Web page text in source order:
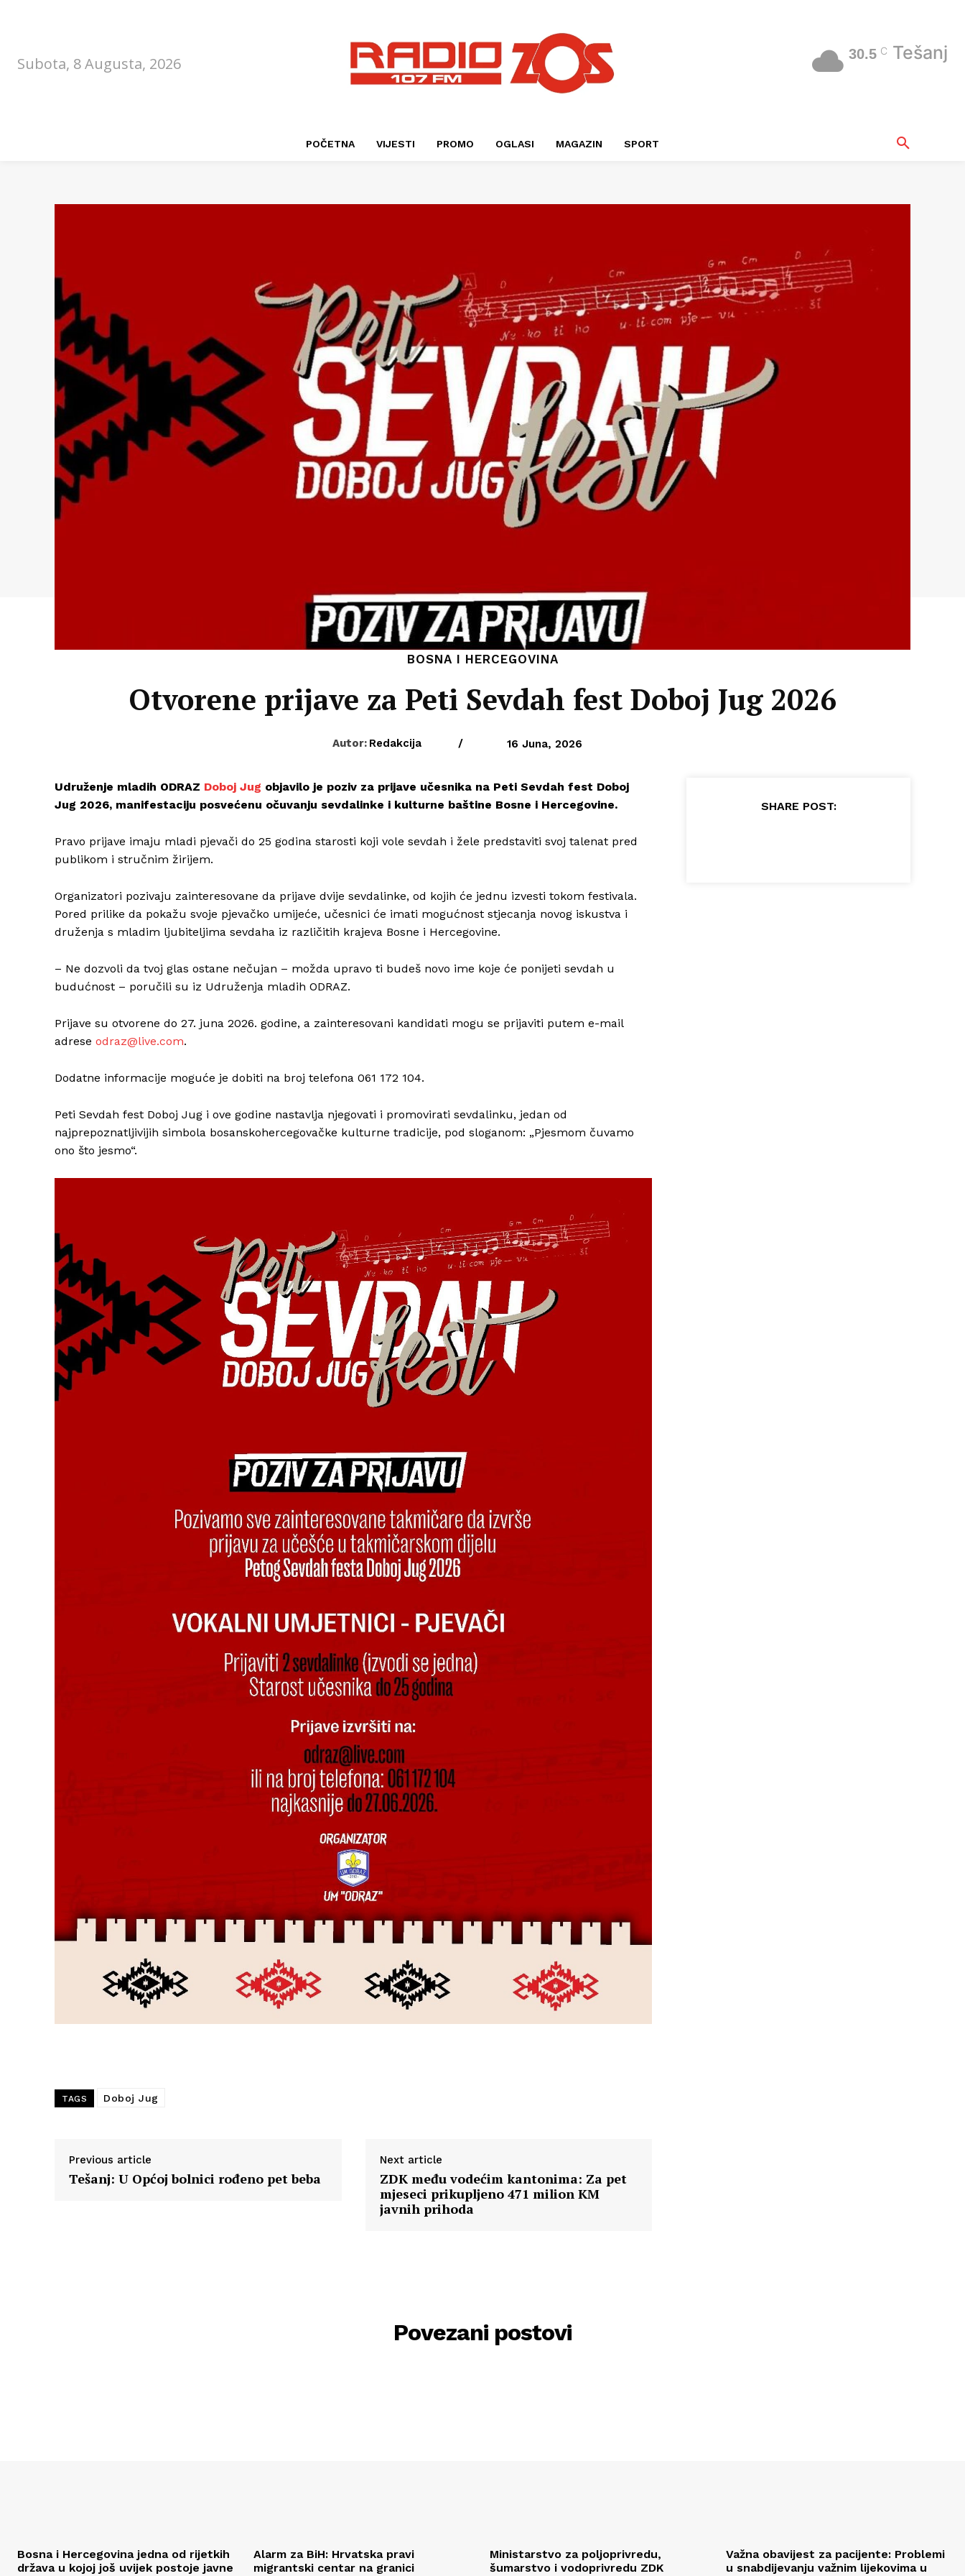
Subota, 8 Augusta, 2026
30.5 C Tešanj
POČETNA VIJESTI PROMO OGLASI MAGAZIN SPORT
BOSNA I HERCEGOVINA
Otvorene prijave za Peti Sevdah fest Doboj Jug 2026
Autor: Redakcija / 16 Juna, 2026
Udruženje mladih ODRAZ Doboj Jug objavilo je poziv za prijave učesnika na Peti Sevdah fest Doboj
Jug 2026, manifestaciju posvećenu očuvanju sevdalinke i kulturne baštine Bosne i Hercegovine.
Pravo prijave imaju mladi pjevači do 25 godina starosti koji vole sevdah i žele predstaviti svoj talenat pred
publikom i stručnim žirijem.
Organizatori pozivaju zainteresovane da prijave dvije sevdalinke, od kojih će jednu izvesti tokom festivala.
Pored prilike da pokažu svoje pjevačko umijeće, učesnici će imati mogućnost stjecanja novog iskustva i
druženja s mladim ljubiteljima sevdaha iz različitih krajeva Bosne i Hercegovine.
– Ne dozvoli da tvoj glas ostane nečujan – možda upravo ti budeš novo ime koje će ponijeti sevdah u
budućnost – poručili su iz Udruženja mladih ODRAZ.
Prijave su otvorene do 27. juna 2026. godine, a zainteresovani kandidati mogu se prijaviti putem e-mail
adrese odraz@live.com.
Dodatne informacije moguće je dobiti na broj telefona 061 172 104.
Peti Sevdah fest Doboj Jug i ove godine nastavlja njegovati i promovirati sevdalinku, jedan od
najprepoznatljivijih simbola bosanskohercegovačke kulturne tradicije, pod sloganom: „Pjesmom čuvamo
ono što jesmo“.
TAGS Doboj Jug
Previous article
Tešanj: U Općoj bolnici rođeno pet beba
Next article
ZDK među vodećim kantonima: Za pet
mjeseci prikupljeno 471 milion KM
javnih prihoda
SHARE POST:
Povezani postovi
Bosna i Hercegovina jedna od rijetkih
država u kojoj još uvijek postoje javne
Alarm za BiH: Hrvatska pravi
migrantski centar na granici
Ministarstvo za poljoprivredu,
šumarstvo i vodoprivredu ZDK
Važna obavijest za pacijente: Problemi
u snabdijevanju važnim lijekovima u